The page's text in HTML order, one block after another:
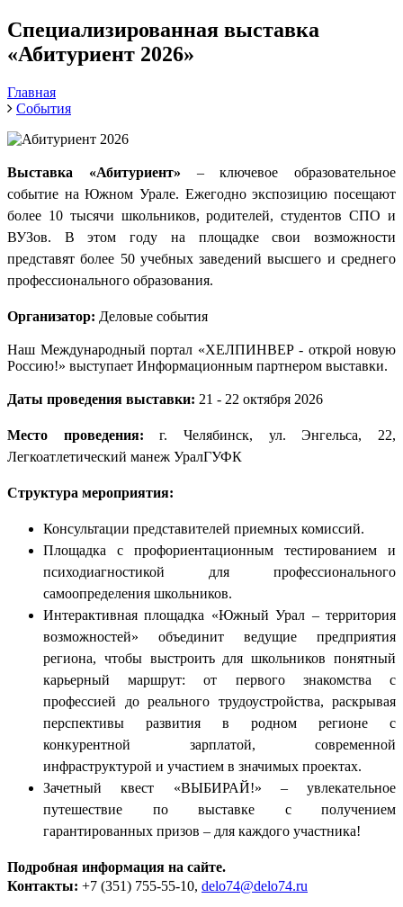
Специализированная выставка
«Абитуриент 2026»
Главная
События
Выставка «Абитуриент» – ключевое образовательное
событие на Южном Урале. Ежегодно экспозицию посещают
более 10 тысячи школьников, родителей, студентов СПО и
ВУЗов. В этом году на площадке свои возможности
представят более 50 учебных заведений высшего и среднего
профессионального образования.
Организатор: Деловые события
Наш Международный портал «ХЕЛПИНВЕР - открой новую
Россию!» выступает Информационным партнером выставки.
Даты проведения выставки: 21 - 22 октября 2026
Место проведения:г. Челябинск, ул. Энгельса, 22,
Легкоатлетический манеж УралГУФК
Структура мероприятия:
Консультации представителей приемных комиссий.
Площадка с профориентационным тестированием и
психодиагностикой для профессионального
самоопределения школьников.
Интерактивная площадка «Южный Урал – территория
возможностей» объединит ведущие предприятия
региона, чтобы выстроить для школьников понятный
карьерный маршрут: от первого знакомства с
профессией до реального трудоустройства, раскрывая
перспективы развития в родном регионе с
конкурентной зарплатой, современной
инфраструктурой и участием в значимых проектах.
Зачетный квест «ВЫБИРАЙ!» – увлекательное
путешествие по выставке с получением
гарантированных призов – для каждого участника!
Подробная информация на сайте.
Контакты: +7 (351) 755-55-10, delo74@delo74.ru